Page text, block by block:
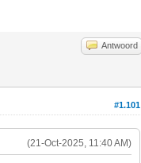
Antwoord
#1.101
(21-Oct-2025, 11:40 AM)